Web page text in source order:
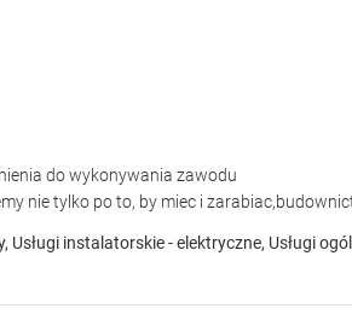
do wykonywania zawodu
nie tylko po to, by miec i
Usługi instalatorskie - elektryczne, Usługi